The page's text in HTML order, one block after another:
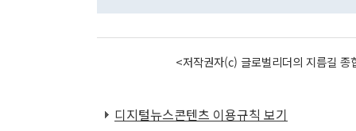
<저작권자(c) 글로벌리더의 지름길
디지털뉴스콘텐츠 이용규칙 보기